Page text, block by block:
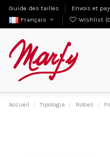
Guide des tailles Envois et
Français
Wishlist (0
Accueil Tipologia Robes